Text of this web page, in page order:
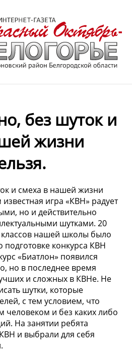
без шуток и
жизни
и смеха в нашей жизни
игра «КВН» радует
но и действительно
шутками. 20
нашей школы было
подготовке конкурса КВН
«Биатлон» появился
но в последнее время
и сложных в КВНе. Не
шутки, которые
с тем условием, что
человеком и без каких либо
На занятии ребята
и выбрали для себя